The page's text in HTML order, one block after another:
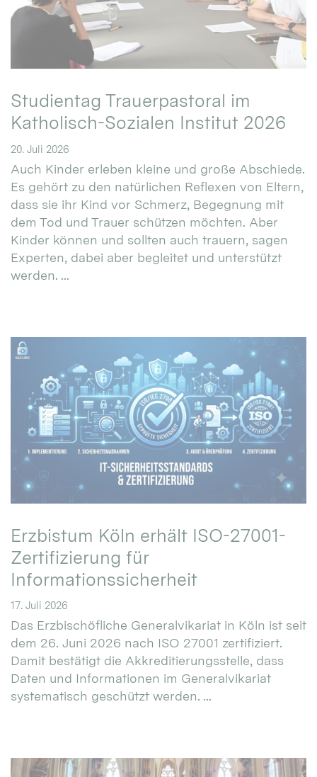
Studientag Trauerpastoral im
Katholisch-Sozialen Institut 2026
20. Juli 2026
Auch Kinder erleben kleine und große Abschiede.
Es gehört zu den natürlichen Reflexen von Eltern,
dass sie ihr Kind vor Schmerz, Begegnung mit
dem Tod und Trauer schützen möchten. Aber
Kinder können und sollten auch trauern, sagen
Experten, dabei aber begleitet und unterstützt
werden. ...
Erzbistum Köln erhält ISO-27001-
Zertifizierung für
Informationssicherheit
17. Juli 2026
Das Erzbischöfliche Generalvikariat in Köln ist seit
dem 26. Juni 2026 nach ISO 27001 zertifiziert.
Damit bestätigt die Akkreditierungsstelle, dass
Daten und Informationen im Generalvikariat
systematisch geschützt werden. ...